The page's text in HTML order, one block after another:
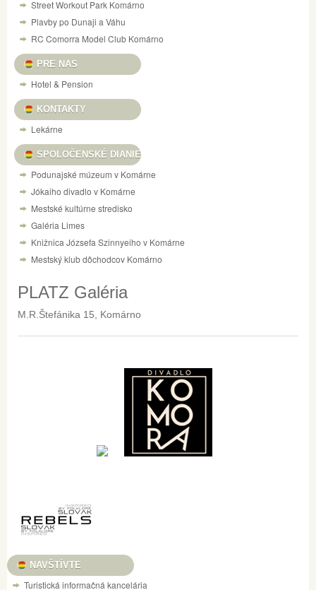
Street Workout Park Komárno
Plavby po Dunaji a Váhu
RC Comorra Model Club Komárno
PRE NAS
Hotel & Pension
KONTAKTY
Lekárne
SPOLOČENSKÉ DIANIE
Podunajské múzeum v Komárne
Jókaiho divadlo v Komárne
Mestské kultúrne stredisko
Galéria Limes
Knižnica Józsefa Szinnyeiho v Komárne
Mestský klub dôchodcov Komárno
PLATZ Galéria
M.R.Štefánika 15, Komárno
NAVŠTÍVTE
Turistická informačná kancelária